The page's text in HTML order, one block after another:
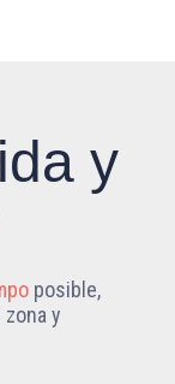
y
posible,
y